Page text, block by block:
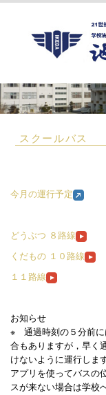
スクールバス
今月の運行予定
どうぶつ ８路線
くだもの １０路線
１１路線
お知らせ
※ 通過時刻の５分前に
合もありますが，早く
けないように運行しま
アプリを使ってバスの
スが来ない場合は学校